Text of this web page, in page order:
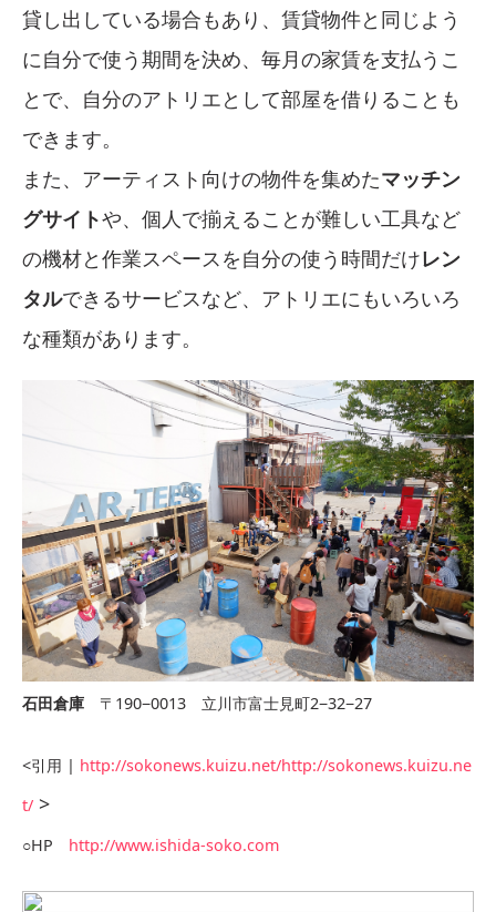
貸し出している場合もあり、賃貸物件と同じよう
に自分で使う期間を決め、毎月の家賃を支払うこ
とで、自分のアトリエとして部屋を借りることも
できます。
また、アーティスト向けの物件を集めたマッチン
グサイトや、個人で揃えることが難しい工具など
の機材と作業スペースを自分の使う時間だけレン
タルできるサービスなど、アトリエにもいろいろ
な種類があります。
石田倉庫 〒190−0013 立川市富士見町2−32−27
<引用 | http://sokonews.kuizu.net/http://sokonews.kuizu.ne
t/ >
○HP http://www.ishida-soko.com